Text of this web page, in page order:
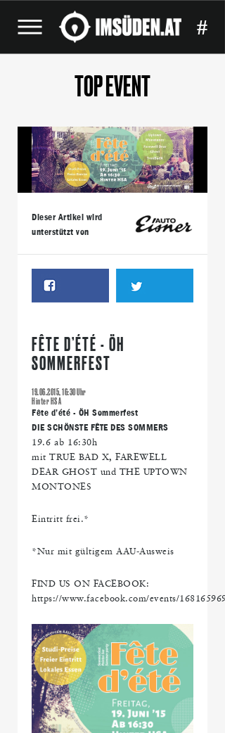
#
TOP EVENT
Dieser Artikel wird
unterstützt von
FÊTE D’ÉTÉ - ÖH
SOMMERFEST
19.06.2015, 16:30 Uhr
Hinter HS A
Fête d’été - ÖH Sommerfest
DIE SCHÖNSTE FÊTE DES SOMMERS
19.6 ab 16:30h
mit TRUE BAD X, FAREWELL
DEAR GHOST und THE UPTOWN
MONTONES
Eintritt frei.*
*Nur mit gültigem AAU-Ausweis
FIND US ON FACEBOOK:
https://www.facebook.com/events/